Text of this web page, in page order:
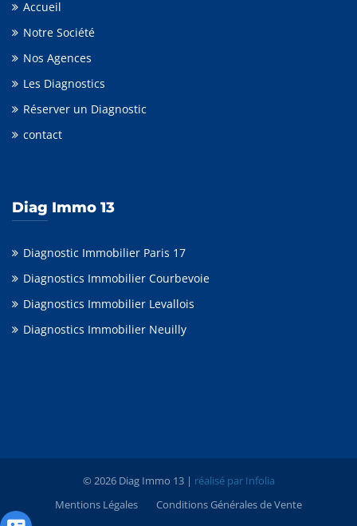
Accueil
Notre Société
Nos Agences
Les Diagnostics
Réserver un Diagnostic
contact
Diag Immo 13
Diagnostic Immobilier Paris 17
Diagnostics Immobilier Courbevoie
Diagnostics Immobilier Levallois
Diagnostics Immobilier Neuilly
© 2026 Diag Immo 13 | réalisé par Infolia
Mentions Légales
Conditions Générales de Vente